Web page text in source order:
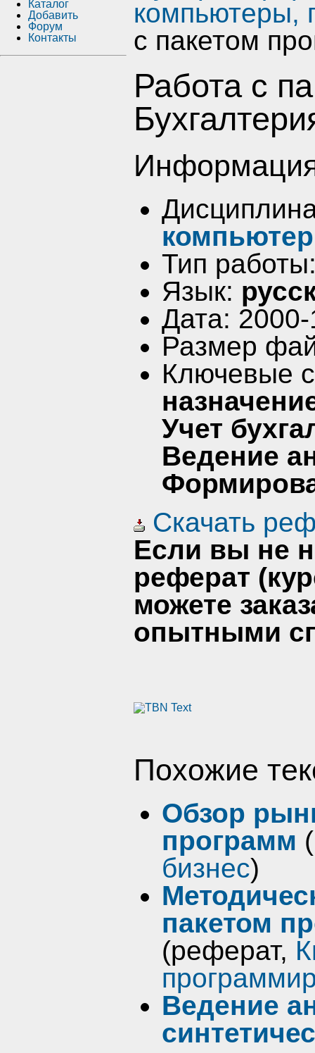
компьютеры,
с пакетом
Работа с
Тип
Язык:
Дата:
Размер
Ключевые
Учет
Ведение
Скачать
Если вы не
реферат
можете
опытными
Похожие
Обзор
программ
бизнес)
пакетом
(реферат,
Ведение
Каталог
Добавить
Форум
Контакты